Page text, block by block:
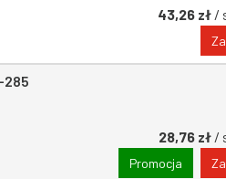
43,26 zł /
285
28,76 zł /
Promocja